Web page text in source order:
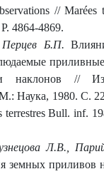
// Marées
4864-4869.
Б.П.
наклонов //
Наука, 1980. С.
terrestres Bull. inf.
Л.B.,
земных приливов